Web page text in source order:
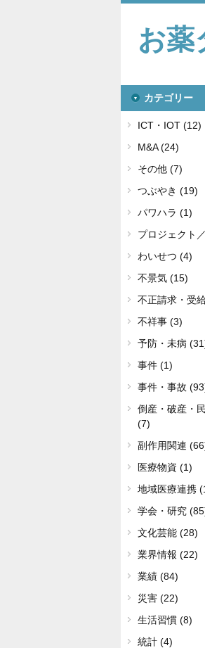
お薬
カテゴリー
ICT・IOT (12)
M&A (24)
その他 (7)
つぶやき (19)
パワハラ (1)
プロジェクト
わいせつ (4)
不景気 (15)
不正請求・受
不祥事 (3)
予防・未病
事件 (1)
事件・事故
倒産・破産・
(7)
副作用関連
医療物資 (1)
地域医療連携
学会・研究
文化芸能 (28)
業界情報 (22)
業績 (84)
災害 (22)
生活習慣 (8)
統計 (4)